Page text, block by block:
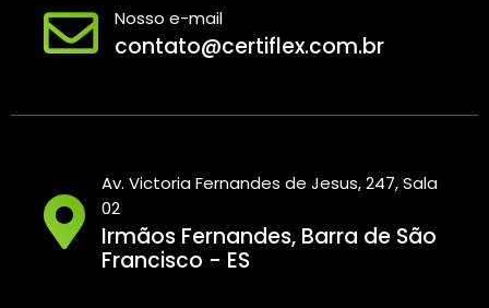
Nosso e-mail
contato@certiflex.com.br
Av. Victoria Fernandes de Jesus, 247, Sala
02
Irmãos Fernandes, Barra de São
Francisco - ES